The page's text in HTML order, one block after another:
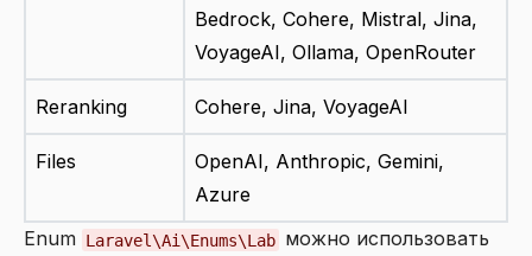
Bedrock, Cohere, Mistral, Jina,
VoyageAI, Ollama, OpenRouter
Reranking Cohere, Jina, VoyageAI
Files
OpenAI, Anthropic, Gemini,
Azure
Enum Laravel\Ai\Enums\Lab можно использовать